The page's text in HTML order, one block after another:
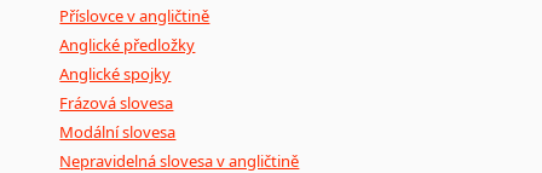
Příslovce v angličtině
Anglické předložky
Anglické spojky
Frázová slovesa
Modální slovesa
Nepravidelná slovesa v angličtině